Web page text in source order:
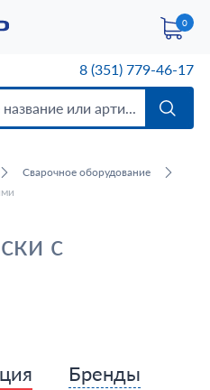
0
8 (351) 779-46-17
Сварочное оборудование
с
Бренды